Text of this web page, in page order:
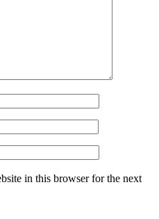
in this browser for the next